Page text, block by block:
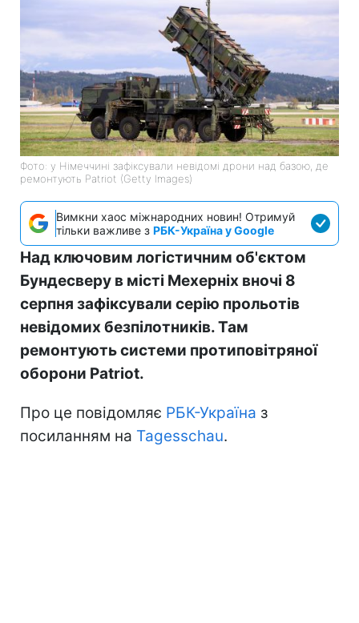
Фото: у Німеччині зафіксували невідомі дрони над базою, де
ремонтують Patriot (Getty Images)
Вимкни хаос міжнародних новин! Отримуй
тільки важливе з РБК-Україна у Google
Над ключовим логістичним об'єктом
Бундесверу в місті Мехерніх вночі 8
серпня зафіксували серію прольотів
невідомих безпілотників. Там
ремонтують системи протиповітряної
оборони Patriot.
Про це повідомляє РБК-Україна з
посиланням на Tagesschau.